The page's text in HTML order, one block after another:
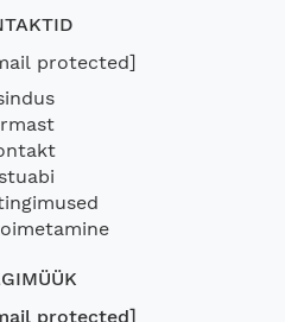
protected]
protected]